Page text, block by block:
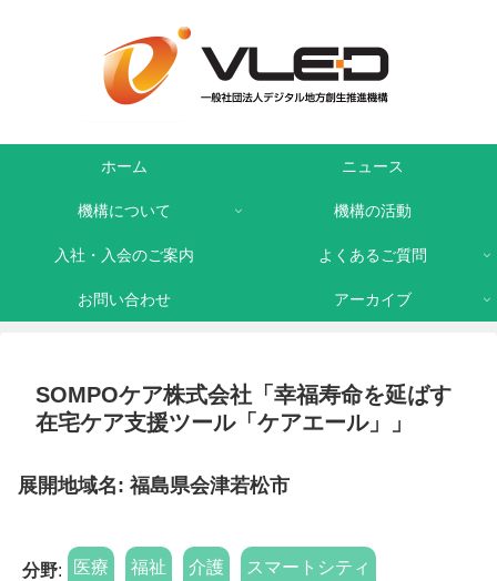
ホーム ニュース
機構について 機構の活動
入社・入会のご案内 よくあるご質問
お問い合わせ アーカイブ
SOMPOケア株式会社「幸福寿命を延ばす
在宅ケア支援ツール「ケアエール」」
展開地域名: 福島県会津若松市
分野: 医療 福祉 介護 スマートシティ